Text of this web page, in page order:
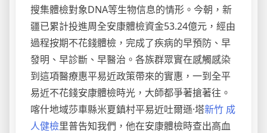
搜集體檢對象DNA等生物信息的情形。今朝，新
疆已累計投進周全安康體檢資金53.24億元，經由
過程按期不花錢體檢，完成了疾病的早預防、早
發明、早診斷、早醫治。各族群眾實在感觸感染
到這項醫療惠平易近政策帶來的實惠，一到全平
易近不花錢安康體檢時光，大師都爭著搶著往。
喀什地域莎車縣米夏鎮村平易近吐爾遜·塔新竹 成
人健檢里普告知我們，他在安康體檢時查出高血